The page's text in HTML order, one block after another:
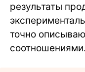
результаты
точно
соотношениями.